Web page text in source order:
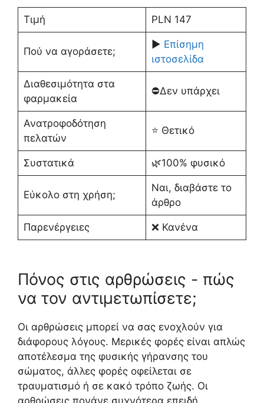
Τιμή PLN 147
Πού να αγοράσετε;
▶️ Επίσημη
ιστοσελίδα
Διαθεσιμότητα στα
φαρμακεία
⛔️Δεν υπάρχει
Ανατροφοδότηση
πελατών
⭐️ Θετικό
Συστατικά 🌿100% φυσικό
Εύκολο στη χρήση;
Ναι, διαβάστε το
άρθρο
Παρενέργειες ❌ Κανένα
Πόνος στις αρθρώσεις - πώς
να τον αντιμετωπίσετε;
Οι αρθρώσεις μπορεί να σας ενοχλούν για
διάφορους λόγους. Μερικές φορές είναι απλώς
αποτέλεσμα της φυσικής γήρανσης του
σώματος, άλλες φορές οφείλεται σε
τραυματισμό ή σε κακό τρόπο ζωής. Οι
αρθρώσεις πονάνε συχνότερα επειδή